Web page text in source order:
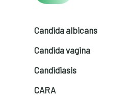
Candida albicans
Candida vagina
Candidiasis
CARA